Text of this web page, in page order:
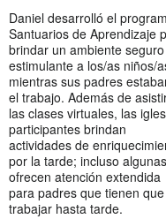
Daniel desarrolló el
Santuarios de Aprendizaje
brindar un ambiente
estimulante a los/as niños/
mientras sus padres
el trabajo. Además de
las clases virtuales, las
participantes brindan
actividades de
por la tarde; incluso algunas
ofrecen atención extendida
para padres que tienen que
trabajar hasta tarde.